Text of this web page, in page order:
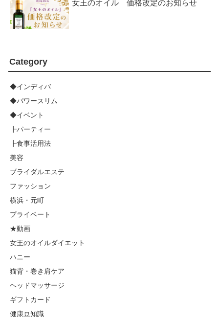
女王のオイル 価格改定のお知らせ
Category
◆インディバ
◆パワースリム
◆イベント
┣パーティー
┣食事活用法
美容
ブライダルエステ
ファッション
横浜・元町
プライベート
★動画
女王のオイルダイエット
ハニー
猫背・巻き肩ケア
ヘッドマッサージ
ギフトカード
健康豆知識